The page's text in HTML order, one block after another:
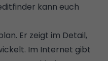
kann euch
. Er zeigt im Detail,
Im Internet gibt